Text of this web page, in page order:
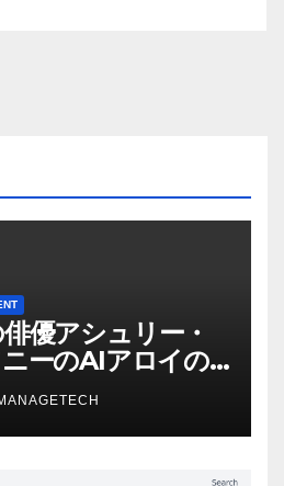
優アシュリー・
ーのAIアロイの
ゲームパフォー
術形式に不安を
– IGN